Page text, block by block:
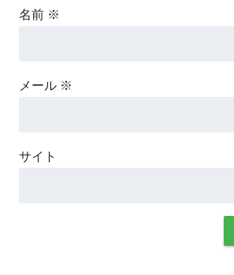
名前 ※
メール ※
サイト